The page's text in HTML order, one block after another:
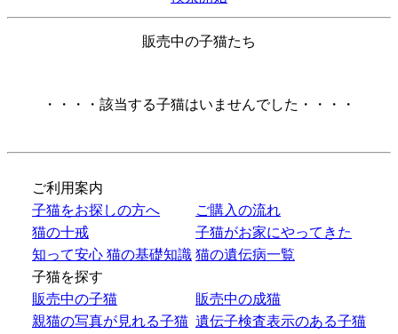
販売中の子猫たち
・・・・該当する子猫はいませんでした・・・・
ご利用案内
子猫をお探しの方へ
ご購入の流れ
猫の十戒
子猫がお家にやってきた
知って安心 猫の基礎知識 猫の遺伝病一覧
子猫を探す
販売中の子猫
販売中の成猫
親猫の写真が見れる子猫 遺伝子検査表示のある子猫